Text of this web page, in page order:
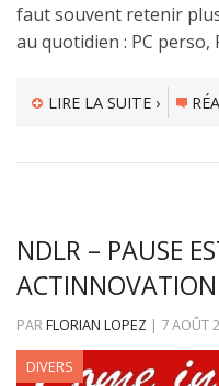
faut souvent retenir
au quotidien : PC perso,
LIRE LA SUITE ›
NDLR – PAUSE
PARFLORIAN LOPEZ | 7 AOÛT
DIVERS